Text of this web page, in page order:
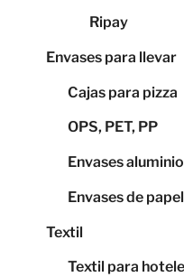
Ripay
Envases para llevar
Cajas para pizza
OPS, PET, PP
Envases aluminio
Envases de papel
Textil
Textil para